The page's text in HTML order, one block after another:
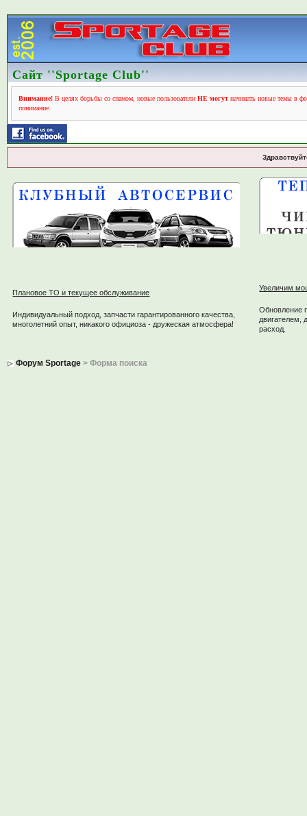
Сайт ''Sportage Club''
Внимание!В целях борьбы со спамом, новые пользователи НЕ могутначинать новые темы в
понимание.
Плановое ТО и текущее обслуживание
Индивидуальный подход, запчасти гарантированного качества,
многолетний опыт, никакого официоза - дружеская атмосфера!
Увеличим
Обновление
двигателем,
расход.
Форум Sportage> Форма поиска